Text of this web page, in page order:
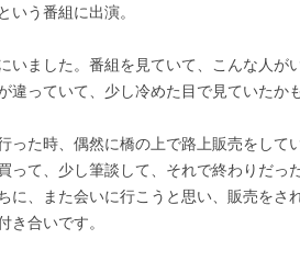
いう番組に出演。
いました。番組を見ていて、こんな人が
違っていて、少し冷めた目で見ていたか
った時、偶然に橋の上で路上販売をして
って、少し筆談して、それで終わりだっ
に、また会いに行こうと思い、販売をさ
き合いです。